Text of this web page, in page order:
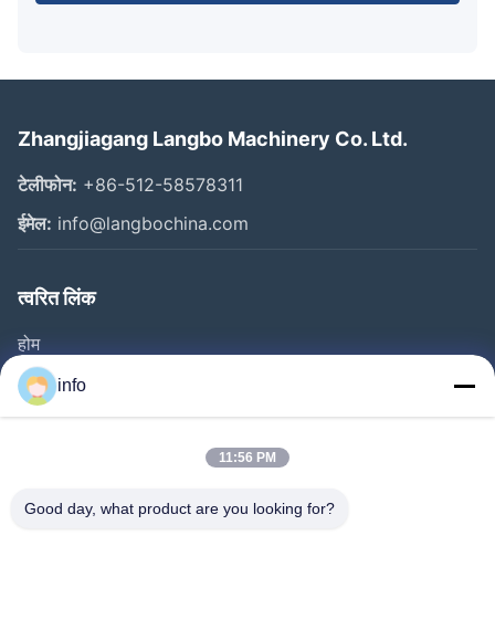
Zhangjiagang Langbo Machinery Co. Ltd.
टेलीफोन: +86-512-58578311
ईमेल: info@langbochina.com
त्वरित लिंक
होम
उत्पाद
वीडियो
फैक्टरी यात्रा
info
11:56 PM
Good day, what product are you looking for?